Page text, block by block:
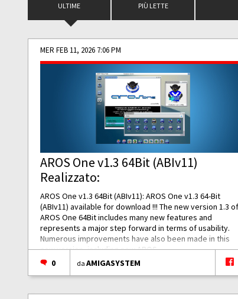
ULTIME PIÙ LETTE
MER FEB 11, 2026 7:06 PM
AROS One v1.3 64Bit (ABIv11)
Realizzato:
AROS One v1.3 64Bit (ABIv11): AROS One v1.3 64-Bit
(ABIv11) available for download !!! The new version 1.3 of
AROS One 64Bit includes many new features and
represents a major step forward in terms of usability.
Numerous improvements have also been made in this
new version, including new AROS...
0
daAMIGASYSTEM